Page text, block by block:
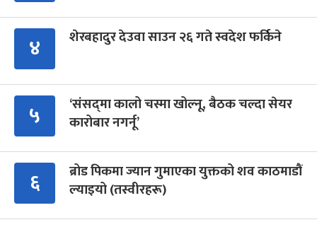
४ शेरबहादुर देउवा साउन २६ गते स्वदेश फर्किने
५
‘संसद्‍मा कालो चस्मा खोल्नू, बैठक चल्दा सेयर
कारोबार नगर्नू’
६
ब्रोड पिकमा ज्यान गुमाएका युक्तको शव काठमाडौं
ल्याइयो (तस्वीरहरू)